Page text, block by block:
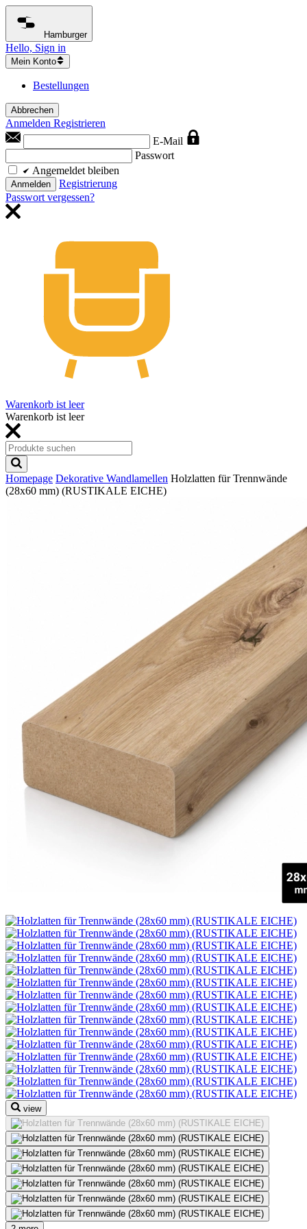
Hamburger
Hello, Sign in
Mein Konto
Bestellungen
Abbrechen
Anmelden Registrieren
E-Mail
Passwort
Angemeldet bleiben
Anmelden
Registrierung
Passwort vergessen?
Warenkorb ist leer
Warenkorb ist leer
Homepage Dekorative Wandlamellen Holzlatten für Trennwände
(28x60 mm) (RUSTIKALE EICHE)
view